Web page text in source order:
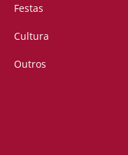
Festas
Cultura
Outros